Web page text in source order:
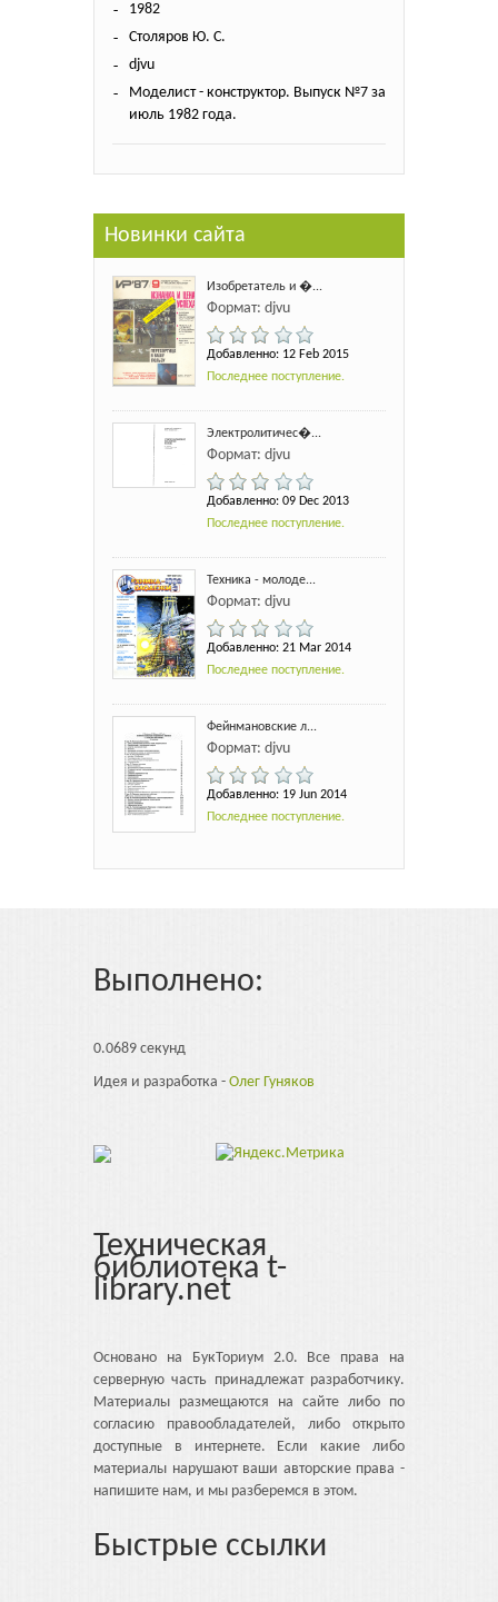
1982
Столяров Ю. С.
djvu
Моделист - конструктор. Выпуск №7 за
июль 1982 года.
Новинки сайта
Изобретатель и �...
Формат: djvu
Добавленно: 12 Feb 2015
Последнее поступление.
Электролитичес�...
Формат: djvu
Добавленно: 09 Dec 2013
Последнее поступление.
Техника - молоде...
Формат: djvu
Добавленно: 21 Mar 2014
Последнее поступление.
Фейнмановские л...
Формат: djvu
Добавленно: 19 Jun 2014
Последнее поступление.
Выполнено:
0.0689 секунд
Идея и разработка - Олег Гуняков
Техническая
библиотека t-
library.net
Основано на БукТориум 2.0. Все права на
серверную часть принадлежат разработчику.
Материалы размещаются на сайте либо по
согласию правообладателей, либо открыто
доступные в интернете. Если какие либо
материалы нарушают ваши авторские права -
напишите нам, и мы разберемся в этом.
Быстрые ссылки